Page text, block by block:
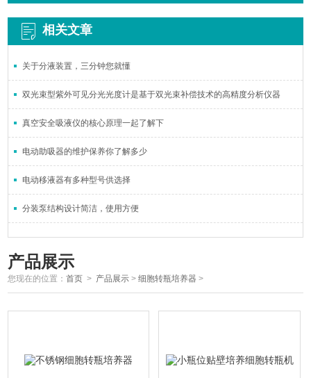
相关文章
关于分液装置，三分钟您就懂
双光束型紫外可见分光光度计是基于双光束补偿技术的高精度分析仪器
真空安全吸液仪的核心原理一起了解下
电动助吸器的维护保养你了解多少
电动移液器有多种型号供选择
分装泵结构设计简洁，使用方便
产品展示
您现在的位置：首页 > 产品展示 >细胞转瓶培养器 >